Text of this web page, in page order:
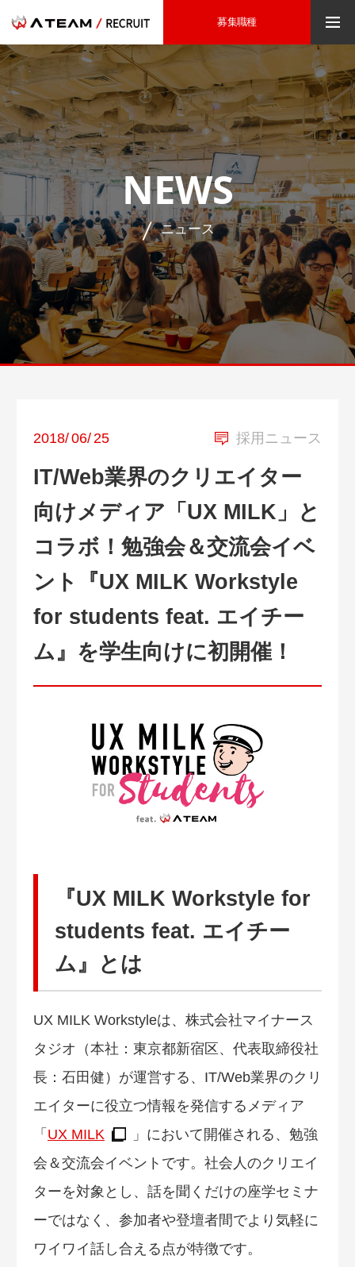
募集職種
NEWS
ニュース
採用ニュース
2018/06/25
IT/Web業界のクリエイター
向けメディア「UX MILK」と
コラボ！勉強会＆交流会イベ
ント『UX MILK Workstyle
for students feat. エイチー
ム』を学生向けに初開催！
『UX MILK Workstyle for
students feat. エイチー
ム』とは
UX MILK Workstyleは、株式会社マイナース
タジオ（本社：東京都新宿区、代表取締役社
長：石田健）が運営する、IT/Web業界のクリ
エイターに役立つ情報を発信するメディア
「 UX MILK
」において開催される、勉強
会＆交流会イベントです。社会人のクリエイ
ターを対象とし、話を聞くだけの座学セミナ
ーではなく、参加者や登壇者間でより気軽に
ワイワイ話し合える点が特徴です。